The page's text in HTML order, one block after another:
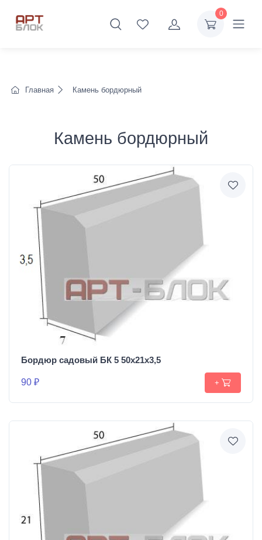
0
Главная Камень бордюрный
Камень бордюрный
Бордюр садовый БК 5 50х21х3,5
90 ₽ +